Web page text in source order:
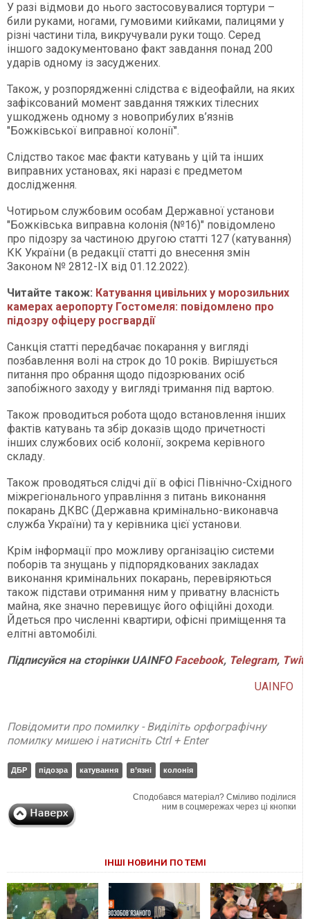
У разі відмови до нього застосовувалися тортури –
били руками, ногами, гумовими кийками, палицями у
різні частини тіла, викручували руки тощо. Серед
іншого задокументовано факт завдання понад 200
ударів одному із засуджених.
Також, у розпорядженні слідства є відеофайли, на яких
зафіксований момент завдання тяжких тілесних
ушкоджень одному з новоприбулих в’язнів
"Божківської виправної колонії".
Слідство такоє має факти катувань у цій та інших
виправних установах, які наразі є предметом
дослідження.
Чотирьом службовим особам Державної установи
"Божківська виправна колонія (№16)" повідомлено
про підозру за частиною другою статті 127 (катування)
КК України (в редакції статті до внесення змін
Законом № 2812-ІХ від 01.12.2022).
Читайте також: Катування цивільних у морозильних
камерах аеропорту Гостомеля: повідомлено про
підозру офіцеру росгвардії
Санкція статті передбачає покарання у вигляді
позбавлення волі на строк до 10 років. Вирішується
питання про обрання щодо підозрюваних осіб
запобіжного заходу у вигляді тримання під вартою.
Також проводиться робота щодо встановлення інших
фактів катувань та збір доказів щодо причетності
інших службових осіб колонії, зокрема керівного
складу.
Також проводяться слідчі дії в офісі Північно-Східного
міжрегіонального управління з питань виконання
покарань ДКВС (Державна кримінально-виконавча
служба України) та у керівника цієї установи.
Крім інформації про можливу організацію системи
поборів та знущань у підпорядкованих закладах
виконання кримінальних покарань, перевіряються
також підстави отримання ним у приватну власність
майна, яке значно перевищує його офіційні доходи.
Йдеться про численні квартири, офісні приміщення та
елітні автомобілі.
Підписуйся на сторінки UAINFO Facebook, Telegram,
UAINFO
Повідомити про помилку - Виділіть орфографічну
помилку мишею і натисніть Ctrl + Enter
ДБР підозра катування в’язні колонія
Сподобався матеріал? Сміливо поділися
ним в соцмережах через ці кнопки
ІНШІ НОВИНИ ПО ТЕМІ